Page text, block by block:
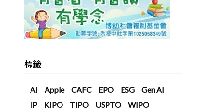
標籤
AI Apple CAFC EPO ESG
Gen AI
IP
KIPO TIPO USPTO
WIPO